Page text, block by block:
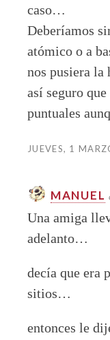
caso…
Deberíamos
atómico o a
nos pusiera la
así seguro
puntuales
JUEVES, 1
MANUEL
Una amiga
adelanto…
decía que era
sitios…
entonces le